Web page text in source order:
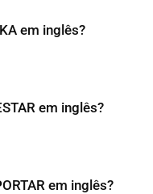
em inglês?
em inglês?
em inglês?